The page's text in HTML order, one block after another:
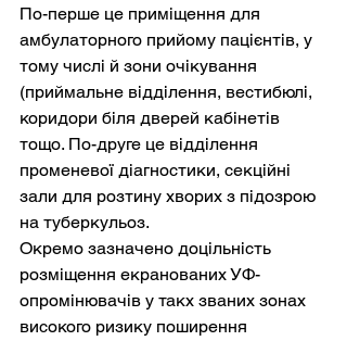
По-перше це приміщення для
амбулаторного прийому пацієнтів, у
тому числі й зони очікування
(приймальне відділення, вестибюлі,
коридори біля дверей кабінетів
тощо. По-друге це відділення
променевої діагностики, секційні
зали для розтину хворих з підозрою
на туберкульоз.
Окремо зазначено доцільність
розміщення екранованих УФ-
опромінювачів у такх званих зонах
високого ризику поширення